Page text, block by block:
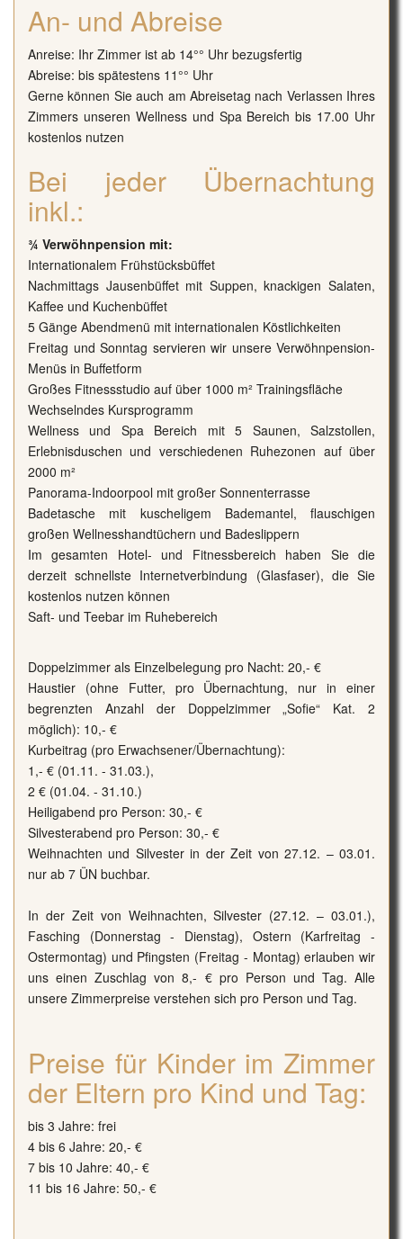
An- und Abreise
Anreise: Ihr Zimmer ist ab 14°° Uhr bezugsfertig
Abreise: bis spätestens 11°° Uhr
Gerne können Sie auch am Abreisetag nach Verlassen Ihres
Zimmers unseren Wellness und Spa Bereich bis 17.00 Uhr
kostenlos nutzen
Bei jeder Übernachtung
inkl.:
¾ Verwöhnpension mit:
Internationalem Frühstücksbüffet
Nachmittags Jausenbüffet mit Suppen, knackigen Salaten,
Kaffee und Kuchenbüffet
5 Gänge Abendmenü mit internationalen Köstlichkeiten
Freitag und Sonntag servieren wir unsere Verwöhnpension-
Menüs in Buffetform
Großes Fitnessstudio auf über 1000 m² Trainingsfläche
Wechselndes Kursprogramm
Wellness und Spa Bereich mit 5 Saunen, Salzstollen,
Erlebnisduschen und verschiedenen Ruhezonen auf über
2000 m²
Panorama-Indoorpool mit großer Sonnenterrasse
Badetasche mit kuscheligem Bademantel, flauschigen
großen Wellnesshandtüchern und Badeslippern
Im gesamten Hotel- und Fitnessbereich haben Sie die
derzeit schnellste Internetverbindung (Glasfaser), die Sie
kostenlos nutzen können
Saft- und Teebar im Ruhebereich
Doppelzimmer als Einzelbelegung pro Nacht: 20,- €
Haustier (ohne Futter, pro Übernachtung, nur in einer
begrenzten Anzahl der Doppelzimmer „Sofie“ Kat. 2
möglich): 10,- €
Kurbeitrag (pro Erwachsener/Übernachtung):
1,- € (01.11. - 31.03.),
2 € (01.04. - 31.10.)
Heiligabend pro Person: 30,- €
Silvesterabend pro Person: 30,- €
Weihnachten und Silvester in der Zeit von 27.12. – 03.01.
nur ab 7 ÜN buchbar.
In der Zeit von Weihnachten, Silvester (27.12. – 03.01.),
Fasching (Donnerstag - Dienstag), Ostern (Karfreitag -
Ostermontag) und Pfingsten (Freitag - Montag) erlauben wir
uns einen Zuschlag von 8,- € pro Person und Tag. Alle
unsere Zimmerpreise verstehen sich pro Person und Tag.
Preise für Kinder im Zimmer
der Eltern pro Kind und Tag:
bis 3 Jahre: frei
4 bis 6 Jahre: 20,- €
7 bis 10 Jahre: 40,- €
11 bis 16 Jahre: 50,- €